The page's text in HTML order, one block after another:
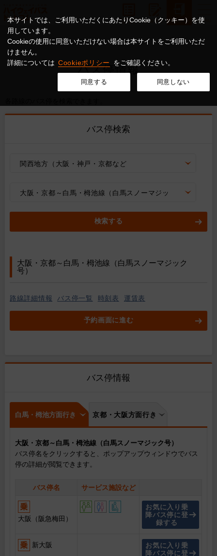
本サイトでは、ご利用いただくにあたりCookie（クッキー）を使
用しています。
Cookieの使用に同意いただけない場合は本サイトをご利用いただ
けません。
詳細については Cookieポリシー をご確認ください。
同意する 同意しない
バス停情報
バス停検索
関西地方（大阪・神戸・京都など
大阪・京都～白馬・栂池線（白馬スノーマジッ
ク号）
検索する
大阪・京都～白馬・栂池線（白馬スノーマジック
号）
路線詳細情報 バス停一覧 時刻表 運賃表
予約画面に進む
バス停情報
白馬・栂池方面行き 京都・大阪方面行き
大阪・京都～白馬・栂池線（白馬スノーマジック号）
バス停名をクリックすると、ポップアップウィンドウでバス
停の詳細が閲覧できます。
バス停名 サービス施設など
大阪（阪急梅田）
お気に入り乗
降バス停に登
録する
新大阪
お気に入り乗
降バス停に登